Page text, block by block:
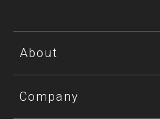
About
Company